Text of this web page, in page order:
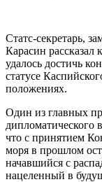
Статс-секретарь,
Карасин рассказал
удалось достичь
статусе
положениях.
Один из главных
дипломатического
что с принятием
моря в прошлом
начавшийся с
нацеленный в